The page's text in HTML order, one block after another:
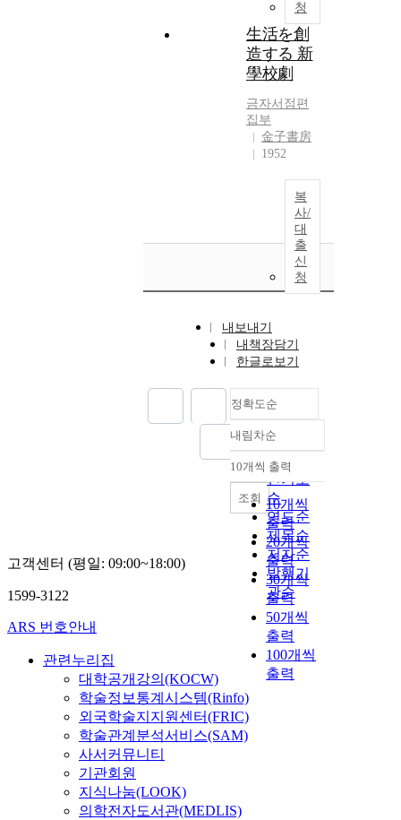
청
生活を創
造する 新
學校劇
금자서점편
집부
金子書房
1952
복
사/
대
출
신
청
내보내기
내책장담기
한글로보기
정확도순
정확도
순
인기도
순
연도순
제목순
저자순
발행기
관순
내림차순
내림차순
10개씩 출력
10개씩
출력
20개씩
출력
30개씩
출력
50개씩
출력
100개씩
출력
조회
고객센터 (평일: 09:00~18:00)
1599-3122
ARS 번호안내
관련누리집
대학공개강의(KOCW)
학술정보통계시스템(Rinfo)
외국학술지지원센터(FRIC)
학술관계분석서비스(SAM)
사서커뮤니티
기관회원
지식나눔(LOOK)
의학전자도서관(MEDLIS)